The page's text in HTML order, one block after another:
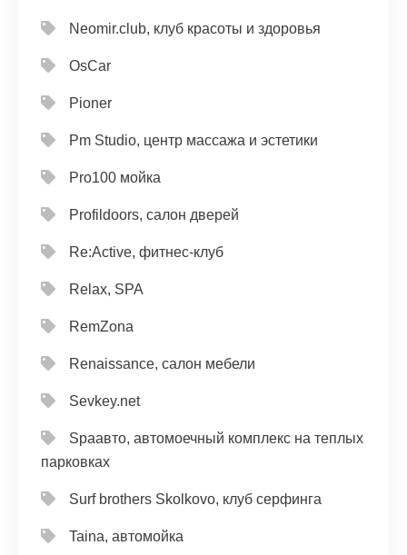
Neomir.club, клуб красоты и здоровья
OsCar
Pioner
Pm Studio, центр массажа и эстетики
Pro100 мойка
Profildoors, салон дверей
Re:Active, фитнес-клуб
Relax, SPA
RemZona
Renaissance, салон мебели
Sevkey.net
Spaавто, автомоечный комплекс на теплых
парковках
Surf brothers Skolkovo, клуб серфинга
Taina, автомойка